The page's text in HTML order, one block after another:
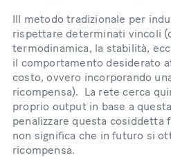
IIl metodo tradizionale per
rispettare determinati vincoli
termodinamica, la stabilità,
il comportamento desiderato
costo, ovvero incorporando
ricompensa). La rete cerca
proprio output in base a
penalizzare questa cosiddetta
non significa che in futuro si
ricompensa.